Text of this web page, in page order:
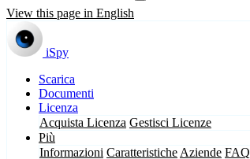
View this page in English
iSpy
Scarica
Documenti
Licenza
Acquista Licenza Gestisci Licenze
Più
Informazioni Caratteristiche Aziende FAQ